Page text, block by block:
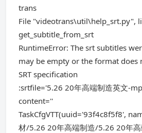
trans
File "videotrans\util\help_srt.py",
get_subtitle_from_srt
RuntimeError: The srt subtitles
may be empty or the format
SRT specification
:srtfile='5.26 20年高端制造英文-
content=''
TaskCfgVTT(uuid='93f4c8f5f8',
材/5.26 20年高端制造/5.26 20年